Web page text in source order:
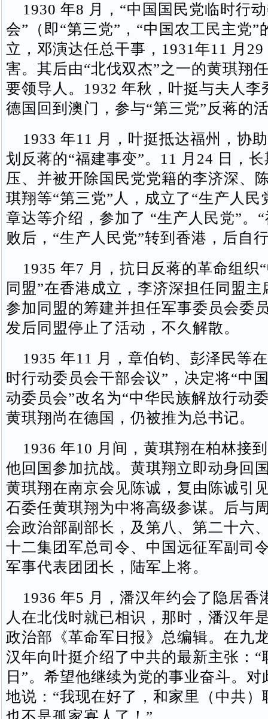
1930 年8 月，“中国国民党临时行
会”（即“第三党”，“中国农工民主党”
立，邓演达任总干事，1931年11 月
害。其后由“北伐双杰”之一的黄琪翔
要领导人。1932 年秋，叶挺与夫人李
德国回到澳门，参与“第三党”反蒋的
1933 年11 月，叶挺抵达福州，协
划反蒋的“福建事变”。11 月24 日，
压、并被开除国民党党籍的李济深、
琪翔等“第三党”人，成立了“生产人民
章达等介绍，参加了 “生产人民党”。
败后，“生产人民党”转到香港，后自
1935 年7 月，抗日反蒋的革命组织
同盟”在香港成立，李济深担任同盟
参加同盟的筹建并担任军事委员会委
发后同盟停止了活动，不久解散。
1935 年11 月，章伯钧、彭泽民等
时行动委员会干部会议”，决定将“中
动委员会”改名为“中华民族解放行动
黄琪翔尚在德国，仍被推为总书记。
1936 年10 月间，黄琪翔在柏林接
他回国参加抗战。黄琪翔立即动身回
黄琪翔在南京会见陈诚，复由陈诚引
石委任黄琪翔为中将高级参谋。后与
会政治部副部长，及第八、第二十六
十二集团军总司令、中国远征军副司
军事代表团团长，陆军上将。
1936 年5 月，潘汉年约会了隐居香
人在北伐时就已相识，那时，潘汉年
政治部《革命军日报》总编辑。在九
汉年向叶挺介绍了中共的最新主张：“
日”。希望他继续为党的事业奋斗。
地说：“我现在好了，和家里（中共）